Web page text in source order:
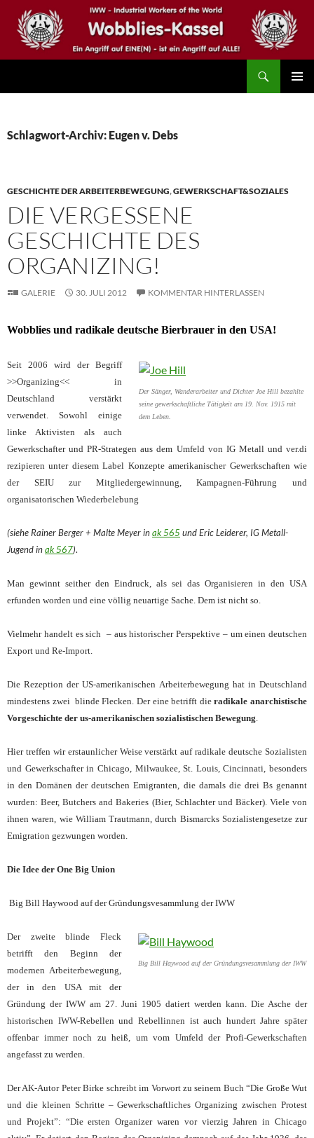
Inhalt
springen
Schlagwort-Archiv: Eugen v. Debs
GESCHICHTE DER ARBEITERBEWEGUNG,GEWERKSCHAFT&SOZIALES
DIE VERGESSENE
GESCHICHTE DES
ORGANIZING!
GALERIE 30. JULI 2012 KOMMENTAR HINTERLASSEN
Wobblies und radikale deutsche Bierbrauer in den USA!
Der Sänger, Wanderarbeiter und Dichter Joe Hill bezahlte
seine gewerkschaftliche Tätigkeit am 19. Nov. 1915 mit
dem Leben.
Seit 2006 wird der Begriff
>>Organizing<< in
Deutschland verstärkt
verwendet. Sowohl einige
linke Aktivisten als auch
Gewerkschafter und PR-Strategen aus dem Umfeld von IG Metall und ver.di
rezipieren unter diesem Label Konzepte amerikanischer Gewerkschaften wie
der SEIU zur Mitgliedergewinnung, Kampagnen-Führung und
organisatorischen Wiederbelebung
(siehe Rainer Berger + Malte Meyer inak 565 und Eric Leiderer, IG Metall-
Jugend inak 567).
Man gewinnt seither den Eindruck, als sei das Organisieren in den USA
erfunden worden und eine völlig neuartige Sache. Dem ist nicht so.
Vielmehr handelt es sich – aus historischer Perspektive – um einen deutschen
Export und Re-Import.
Die Rezeption der US-amerikanischen Arbeiterbewegung hat in Deutschland
mindestens zwei blinde Flecken. Der eine betrifft dieradikale anarchistische
Vorgeschichte der us-amerikanischen sozialistischen Bewegung.
Hier treffen wir erstaunlicher Weise verstärkt auf radikale deutsche Sozialisten
und Gewerkschafter in Chicago, Milwaukee, St. Louis, Cincinnati, besonders
in den Domänen der deutschen Emigranten, die damals die drei Bs genannt
wurden: Beer, Butchers and Bakeries (Bier, Schlachter und Bäcker). Viele von
ihnen waren, wie William Trautmann, durch Bismarcks Sozialistengesetze zur
Emigration gezwungen worden.
Die Idee der One Big Union
Big Bill Haywood auf der Gründungsvesammlung der IWW
Big Bill Haywood auf der Gründungsvesammlung der IWW
Der zweite blinde Fleck
betrifft den Beginn der
modernen Arbeiterbewegung,
der in den USA mit der
Gründung der IWW am 27. Juni 1905 datiert werden kann. Die Asche der
historischen IWW-Rebellen und Rebellinnen ist auch hundert Jahre später
offenbar immer noch zu heiß, um vom Umfeld der Profi-Gewerkschaften
angefasst zu werden.
Der AK-Autor Peter Birke schreibt im Vorwort zu seinem Buch “Die Große Wut
und die kleinen Schritte – GewerkschaftlichesOrganizing zwischen Protest
und Projekt”: “Die ersten Organizer waren vor vierzig Jahren in Chicago